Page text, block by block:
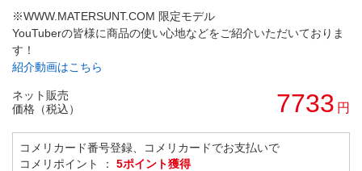
※WWW.MATERSUNT.COM 限定モデル
YouTuberの皆様に商品の使い心地などをご紹介いただいておりま
す！
紹介動画はこちら
ネット販売
価格（税込）
7733 円
コメリカード番号登録、コメリカードでお支払いで
コメリポイント ： 5ポイント獲得